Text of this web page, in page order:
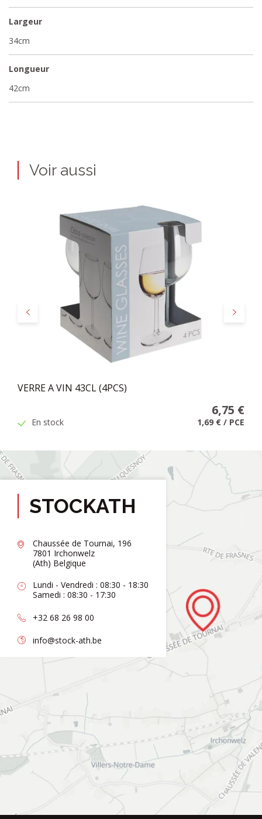
Largeur
34cm
Longueur
42cm
Voir aussi
Précédent Suivant
VERRE A VIN 43CL (4PCS)
6,75 €
En stock 1,69 € / PCE
STOCKATH
Chaussée de Tournai, 196
7801 Irchonwelz
(Ath) Belgique
Lundi - Vendredi : 08:30 - 18:30
Samedi : 08:30 - 17:30
+32 68 26 98 00
info@stock-ath.be